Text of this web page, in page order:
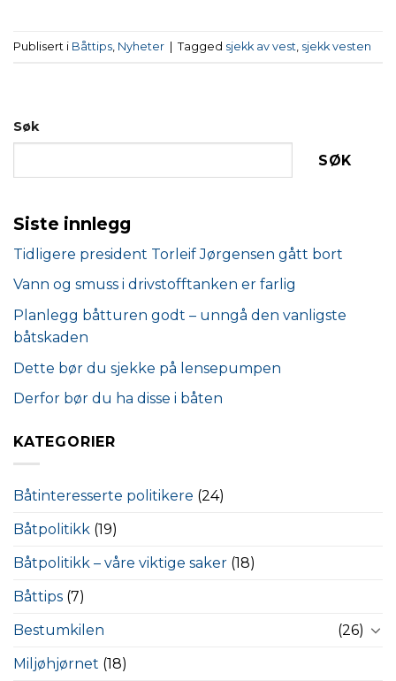
Publisert i Båttips Nyheter | Tagged sjekk av vest sjekk vesten
Søk
SØK
Siste innlegg
Tidligere president Torleif Jørgensen gått bort
Vann og smuss i drivstofftanken er farlig
Planlegg båtturen godt – unngå den vanligste
båtskaden
Dette bør du sjekke på lensepumpen
Derfor bør du ha disse i båten
KATEGORIER
Båtinteresserte politikere (24)
Båtpolitikk (19)
Båtpolitikk – våre viktige saker (18)
Båttips (7)
Bestumkilen
(26)
Miljøhjørnet (18)